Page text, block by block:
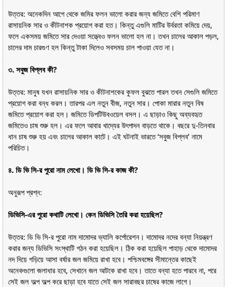
উত্তর: অনেকদিন আগে থেকে জমির ফলন ভালো করার জন্য জমিতে বেশি পরিমাণ
রাসায়নিক সার ও কীটনাশক প্রয়োগ করা হত। কিন্তু এগুলি মাটির উর্বরতা কমিয়ে দেয়,
ফলে একসময় জমিতে সার দেওয়া সত্ত্বেও ফলন ভালো হল না। তখন চালের আকাল পড়ল,
চালের দাম চারগুণ হল কিন্তু টাকা দিলেও সবসময় চাল পাওয়া যেত না।
৩. সবুজ বিপ্লব কী?
উত্তর: মানুষ যখন রাসায়নিক সার ও কীটনাশকের কুফল বুঝতে পারল তখন সেগুলি জমিতে
প্রয়োগ করা বন্ধ করল। তারপর এল নতুন বীজ, নতুন সার। পোকা মারার নতুন বিষ
জমিতে প্রয়োগ করা হল। জমিতে ডিপটিউবওয়েল বসল। এ ছাড়াও কিছু অব্যবহৃত
জমিতেও চাষ শুরু হল। এর ফলে আবার খাদ্যের উৎপাদন বাড়তে থাকে। বছরে দু-তিনবার
ধান চাষ শুরু হয় এবং চালের আকাল কাটে। এই ঘটনাই ভারতে ‘সবুজ বিপ্লব’ নামে
পরিচিত।
৪. ডি ভি সি-র পুরো নাম লেখো। ডি ভি সি-র কাজ কী?
অনুরূপ প্রশ্ন:
ডিভিসি-এর পুরো কথাটি লেখো। কেন ডিভিসি তৈরি করা হয়েছিল?
উত্তর: ডি ভি সি-র পুরো নাম দামোদর ভ্যালি কর্পোরেশন। দামোদর নদের বন্যা নিয়ন্ত্রণ
করার জন্য ডিভিসি সংস্থাটি গঠন করা হয়েছিল। ঠিক করা হয়েছিল পাহাড় থেকে দামোদর
নদ দিয়ে গড়িয়ে আসা বর্ষার জল জমিয়ে রাখা হবে। পশ্চিমবঙ্গের সীমান্তের কাছেই
অনেকগুলো জলাধার হবে, সেখানে জল আটকে রাখা হবে। তাতে বন্যা হতে পারবে না, পরে
সেই জল অল্প অল্প করে ছাড়া হবে যাতে সেই জল সারাবছর চাষের কাজে লাগে।